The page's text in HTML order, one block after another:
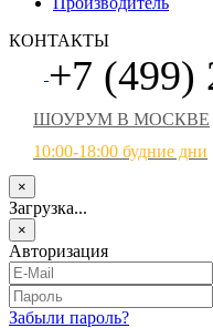
КОНТАКТЫ
+7 (499)
ШОУРУМ В МОСКВЕ
10:00-18:00 будние дни
×
Загрузка...
×
Авторизация
Забыли пароль?